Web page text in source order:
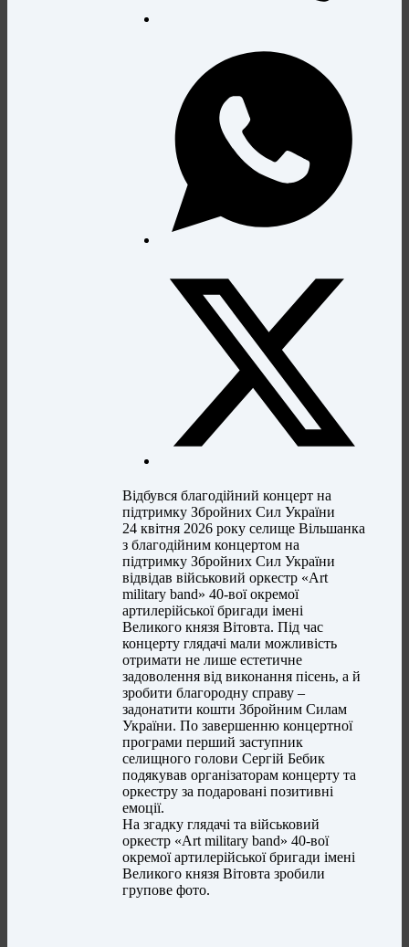
Відбувся благодійний концерт на
підтримку Збройних Сил України
24 квітня 2026 року селище Вільшанка
з благодійним концертом на
підтримку Збройних Сил України
відвідав військовий оркестр «Art
military band» 40-вої окремої
артилерійської бригади імені
Великого князя Вітовта. Під час
концерту глядачі мали можливість
отримати не лише естетичне
задоволення від виконання пісень, а й
зробити благородну справу –
задонатити кошти Збройним Силам
України. По завершенню концертної
програми перший заступник
селищного голови Сергій Бебик
подякував організаторам концерту та
оркестру за подаровані позитивні
емоції.
На згадку глядачі та військовий
оркестр «Art military band» 40-вої
окремої артилерійської бригади імені
Великого князя Вітовта зробили
групове фото.